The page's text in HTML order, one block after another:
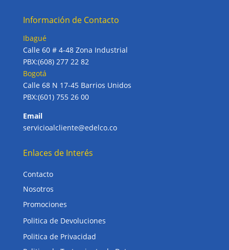
Información de Contacto
Ibagué
Calle 60 # 4-48 Zona Industrial
PBX:(608) 277 22 82
Bogotá
Calle 68 N 17-45 Barrios Unidos
PBX:(601) 755 26 00
Email
servicioalcliente@edelco.co
Enlaces de Interés
Contacto
Nosotros
Promociones
Politica de Devoluciones
Politica de Privacidad